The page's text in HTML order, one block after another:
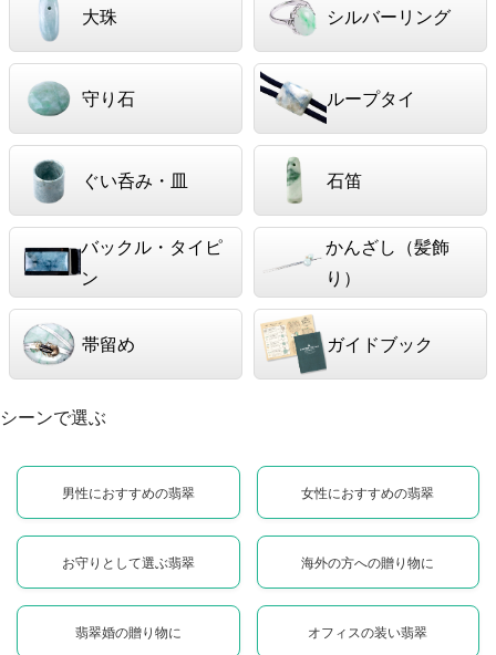
大珠 シルバーリング
守り石 ループタイ
ぐい呑み・皿 石笛
バックル・タイピ
ン
かんざし（髪飾
り）
帯留め ガイドブック
シーンで選ぶ
男性におすすめの翡翠 女性におすすめの翡翠
お守りとして選ぶ翡翠 海外の方への贈り物に
翡翠婚の贈り物に オフィスの装い翡翠